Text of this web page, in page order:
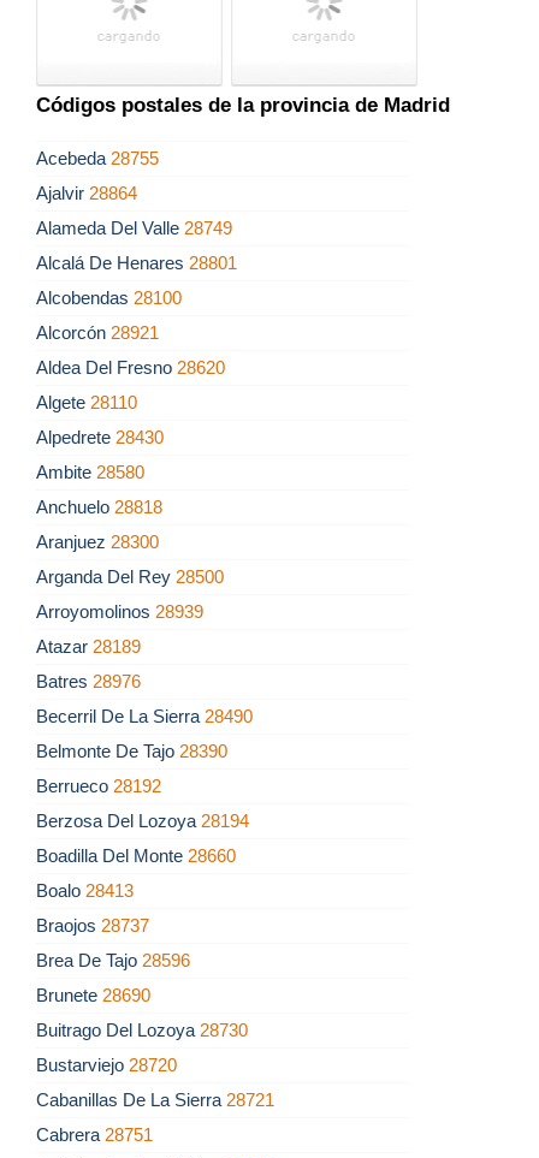
Códigos postales de la provincia de Madrid
Acebeda 28755
Ajalvir 28864
Alameda Del Valle 28749
Alcalá De Henares 28801
Alcobendas 28100
Alcorcón 28921
Aldea Del Fresno 28620
Algete 28110
Alpedrete 28430
Ambite 28580
Anchuelo 28818
Aranjuez 28300
Arganda Del Rey 28500
Arroyomolinos 28939
Atazar 28189
Batres 28976
Becerril De La Sierra 28490
Belmonte De Tajo 28390
Berrueco 28192
Berzosa Del Lozoya 28194
Boadilla Del Monte 28660
Boalo 28413
Braojos 28737
Brea De Tajo 28596
Brunete 28690
Buitrago Del Lozoya 28730
Bustarviejo 28720
Cabanillas De La Sierra 28721
Cabrera 28751